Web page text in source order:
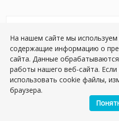
На нашем сайте мы
содержащие информацию о
сайта. Данные
работы нашего веб-сайта.
использовать cookie файлы,
браузера.